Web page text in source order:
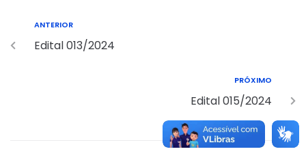
ANTERIOR
Edital 013/2024
PRÓXIMO
Edital 015/2024